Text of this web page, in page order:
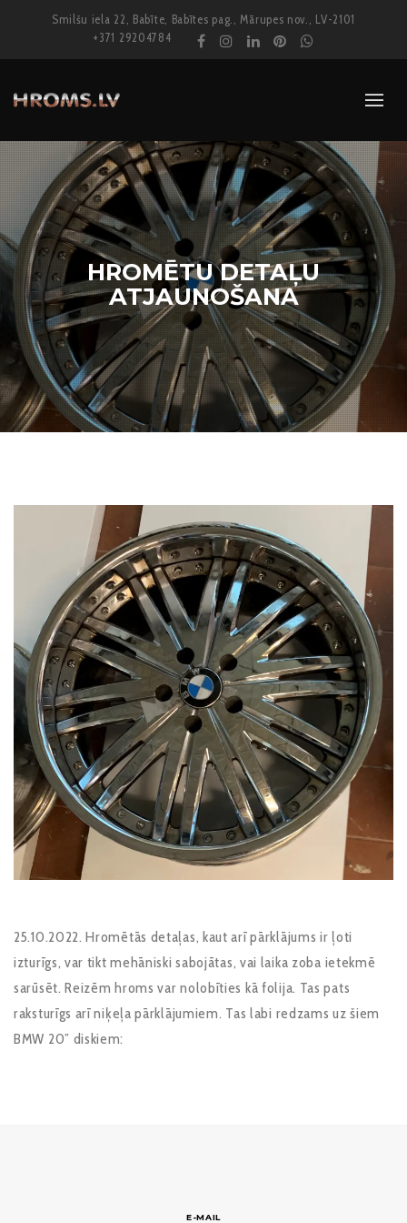
Smilšu iela 22, Babīte, Babītes pag., Mārupes nov., LV-2101
+371 29204784
HROMĒTU DETAĻU
ATJAUNOŠANA
25.10.2022. Hromētās detaļas, kaut arī pārklājums ir ļoti
izturīgs, var tikt mehāniski sabojātas, vai laika zoba ietekmē
sarūsēt. Reizēm hroms var nolobīties kā folija. Tas pats
raksturīgs arī niķeļa pārklājumiem. Tas labi redzams uz šiem
BMW 20” diskiem:
E-MAIL